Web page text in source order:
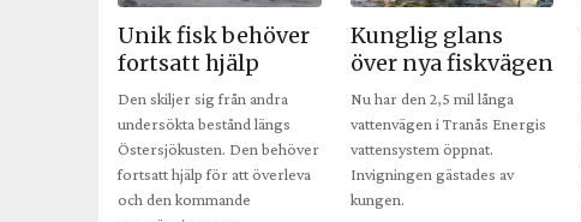
Unik fisk behöver
fortsatt hjälp
Den skiljer sig från andra
undersökta bestånd längs
Östersjökusten. Den behöver
fortsatt hjälp för att överleva
och den kommande
Kunglig glans
över nya fiskvägen
Nu har den 2,5 mil långa
vattenvägen i Tranås Energis
vattensystem öppnat.
Invigningen gästades av
kungen.